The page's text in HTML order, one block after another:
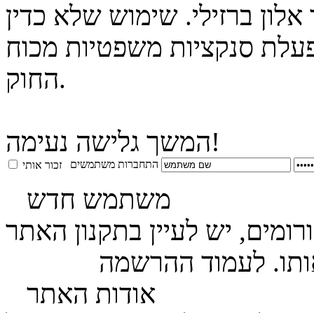
ברזילי. שימוש שלא כדין
סנקציות משפטיות מכוח
החוק.
המשך גלישה נעימה!
התחברות משתמשים זכור אותי
משתמש חדש
יש לעיין בתקנון האתר
לעמוד ההרשמה
אודות האתר